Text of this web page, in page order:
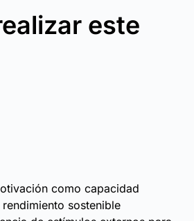
este
como capacidad
sostenible